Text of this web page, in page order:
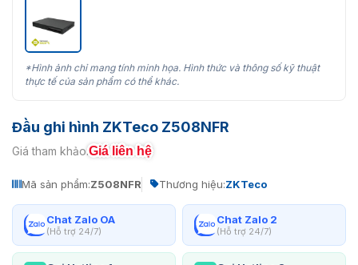
*Hình ảnh chỉ mang tính minh họa. Hình thức và thông số kỹ thuật
thực tế của sản phẩm có thể khác.
Đầu ghi hình ZKTeco Z508NFR
Giá tham khảo:Giá liên hệ
Mã sản phẩm:Z508NFR Thương hiệu:ZKTeco
Chat Zalo OA
(Hỗ trợ 24/7)
Chat Zalo 2
(Hỗ trợ 24/7)